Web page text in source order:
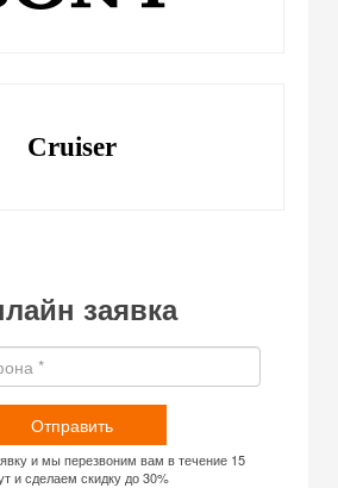
Cruiser
заявка
Отправить
и мы перезвоним вам в течение 15
и сделаем скидку до 30%